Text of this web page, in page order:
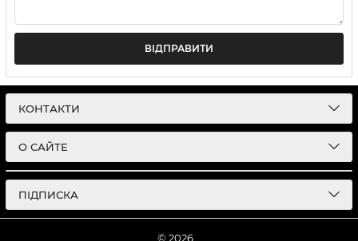
ВІДПРАВИТИ
КОНТАКТИ
О САЙТЕ
ПІДПИСКА
© 2026